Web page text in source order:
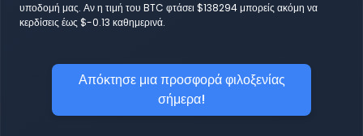
υποδομή μας. Αν η τιμή του BTC φτάσει $138294 μπορείς ακόμη να
κερδίσεις έως $-0.13 καθημερινά.
Απόκτησε μια προσφορά φιλοξενίας
σήμερα!